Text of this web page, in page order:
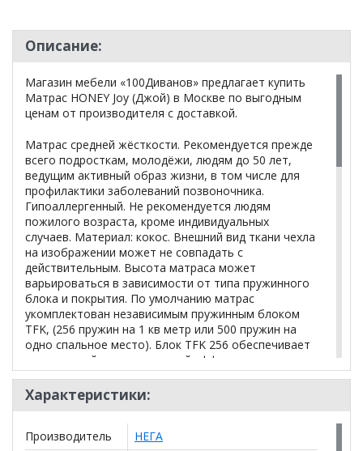
Описание:
Магазин мебели «100Диванов» предлагает купить
Матрас HONEY Joy (Джой) в Москве по выгодным
ценам от производителя с доставкой.
Матрас средней жёсткости. Рекомендуется прежде
всего подросткам, молодёжи, людям до 50 лет,
ведущим активный образ жизни, в том числе для
профилактики заболеваний позвоночника.
Гипоаллергенный. Не рекомендуется людям
пожилого возраста, кроме индивидуальных
случаев. Материал: кокос. Внешний вид ткани чехла
на изображении может не совпадать с
действительным. Высота матраса может
варьироваться в зависимости от типа пружинного
блока и покрытия. По умолчанию матрас
укомплектован независимым пружинным блоком
TFK, (256 пружин на 1 кв метр или 500 пружин на
одно спальное место). Блок TFK 256 обеспечивает
стандартный ортопедический эффект: матрас в
целом повторяет контуры лежащего на нем
человека, позвоночник остается ровным, что
способствует восстановлению его естественных
физиологических изгибов. По желанию заказчика
матрас может быть укомплектован пружинным
Характеристики:
Производитель
НЕГА